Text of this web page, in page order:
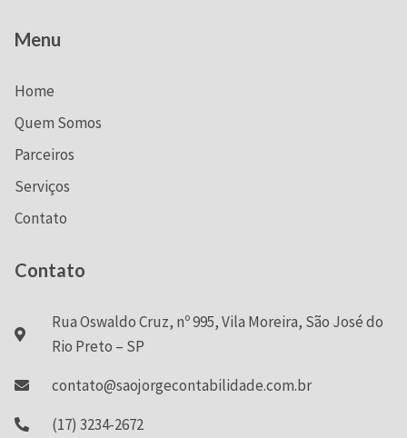
Menu
Home
Quem Somos
Parceiros
Serviços
Contato
Contato
Rua Oswaldo Cruz, nº 995, Vila Moreira, São José do
Rio Preto – SP
contato@saojorgecontabilidade.com.br
(17) 3234-2672